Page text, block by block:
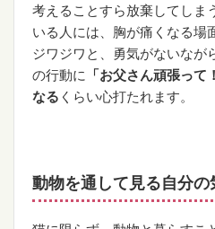
考えることすら放棄してしま
いる人には、胸が痛くなる場
ジワジワと、勇気がないなが
の行動に
「お父さん頑張って
なる くらい心打たれます。
動物を通して見る自分の